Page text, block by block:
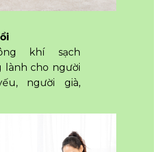
khí sạch
lành cho người
người già,